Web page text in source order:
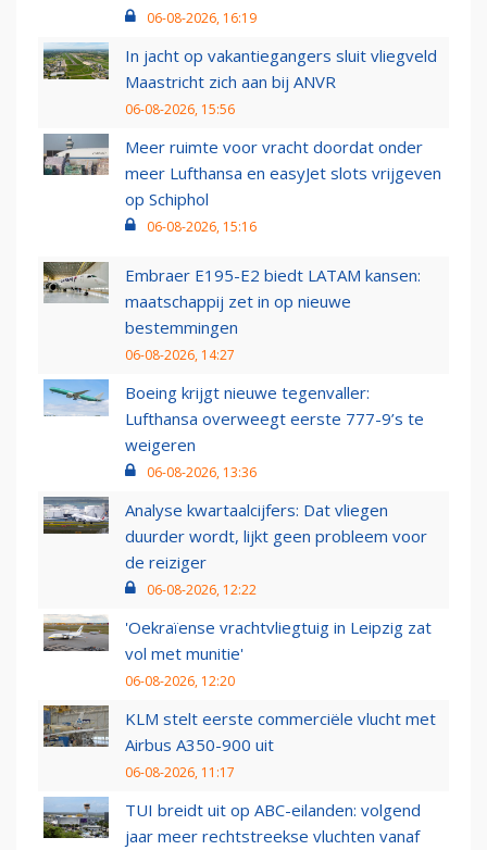
06-08-2026, 16:19
In jacht op vakantiegangers sluit vliegveld
Maastricht zich aan bij ANVR
06-08-2026, 15:56
Meer ruimte voor vracht doordat onder
meer Lufthansa en easyJet slots vrijgeven
op Schiphol
06-08-2026, 15:16
Embraer E195-E2 biedt LATAM kansen:
maatschappij zet in op nieuwe
bestemmingen
06-08-2026, 14:27
Boeing krijgt nieuwe tegenvaller:
Lufthansa overweegt eerste 777-9’s te
weigeren
06-08-2026, 13:36
Analyse kwartaalcijfers: Dat vliegen
duurder wordt, lijkt geen probleem voor
de reiziger
06-08-2026, 12:22
'Oekraïense vrachtvliegtuig in Leipzig zat
vol met munitie'
06-08-2026, 12:20
KLM stelt eerste commerciële vlucht met
Airbus A350-900 uit
06-08-2026, 11:17
TUI breidt uit op ABC-eilanden: volgend
jaar meer rechtstreekse vluchten vanaf